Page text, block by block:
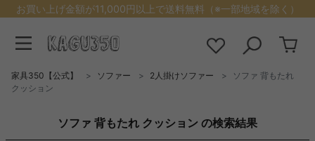
お買い上げ金額が11,000円以上で送料無料（※一部地域を除く）
家具350【公式】 ソファー 2人掛けソファー
ソファ 背もたれ
クッション
ソファ 背もたれ クッション の検索結果